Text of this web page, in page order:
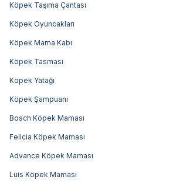
Köpek Taşıma Çantası
Köpek Oyuncakları
Köpek Mama Kabı
Köpek Tasması
Köpek Yatağı
Köpek Şampuanı
Bosch Köpek Maması
Felicia Köpek Maması
Advance Köpek Maması
Luis Köpek Maması